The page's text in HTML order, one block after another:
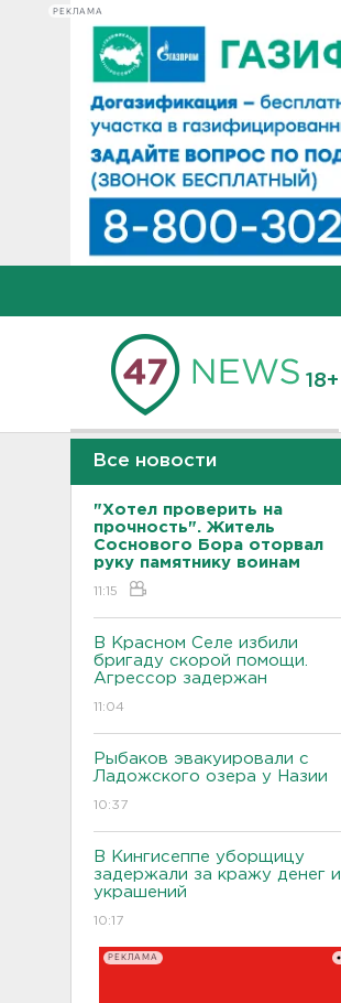
РЕКЛАМА
18+
Все новости
"Хотел проверить на
прочность". Житель
Соснового Бора оторвал
руку памятнику воинам
11:15
В Красном Селе избили
бригаду скорой помощи.
Агрессор задержан
11:04
Рыбаков эвакуировали с
Ладожского озера у Назии
10:37
В Кингисеппе уборщицу
задержали за кражу денег и
украшений
10:17
РЕКЛАМА